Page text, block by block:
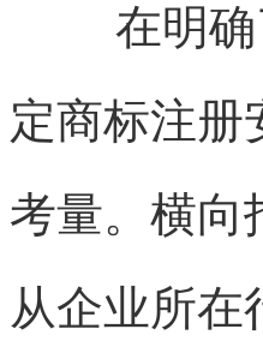
在明
定商标注册
考量。横向
从企业所在